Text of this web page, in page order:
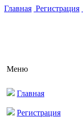
Главная Регистрация
Меню
Главная
Регистрация